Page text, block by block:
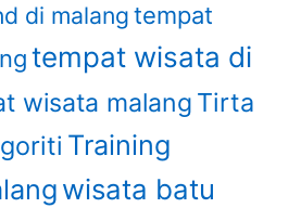
di malangtempat
tempat wisata di
wisata malang Tirta
Training
wisata batu